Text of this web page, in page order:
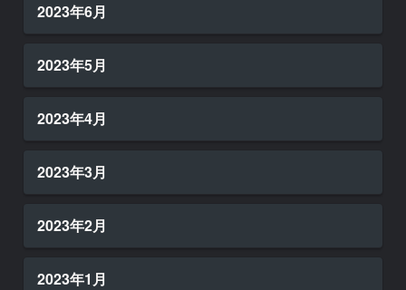
2023年6月
2023年5月
2023年4月
2023年3月
2023年2月
2023年1月